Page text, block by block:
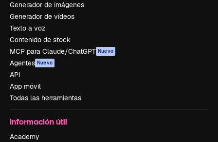
Generador de imágenes
Generador de vídeos
Texto a voz
Contenido de stock
MCP para Claude/ChatGPT Nuevo
Agentes Nuevo
API
App móvil
Todas las herramientas
Información útil
Academy